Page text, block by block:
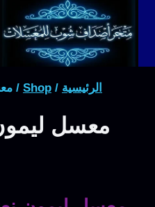
المحتوى
الرئيسية /
Shop
/
معسل